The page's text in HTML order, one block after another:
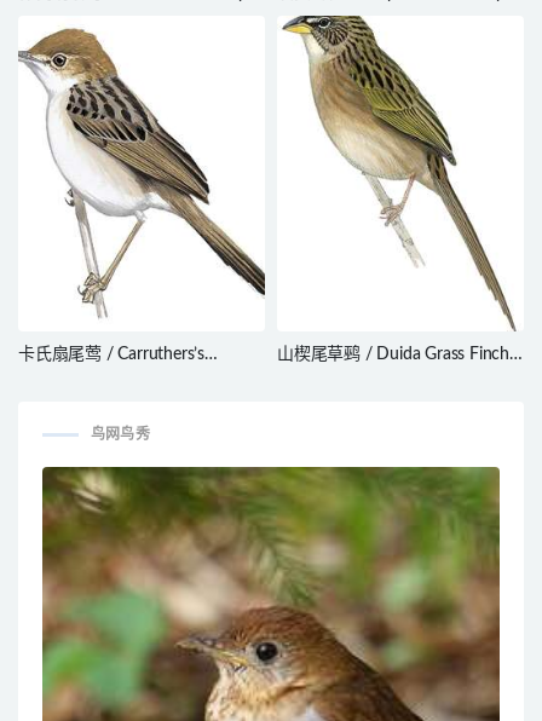
Finch / Leucosticte tephrocotis
卡氏扇尾莺 / Carruthers’s
山楔尾草鹀 / Duida Grass Finch /
鸟网鸟秀